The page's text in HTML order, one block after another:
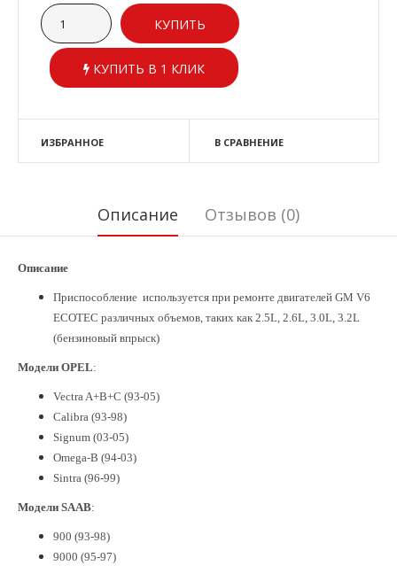
КУПИТЬ В 1 КЛИК
ИЗБРАННОЕ В СРАВНЕНИЕ
Описание Отзывов (0)
Описание
Приспособление используется при ремонте двигателей GM V6
ECOTEC различных объемов, таких как 2.5L, 2.6L, 3.0L, 3.2L
(бензиновый впрыск)
Модели OPEL:
Vectra A+B+C (93-05)
Calibra (93-98)
Signum (03-05)
Omega-B (94-03)
Sintra (96-99)
Модели SAAB:
900 (93-98)
9000 (95-97)